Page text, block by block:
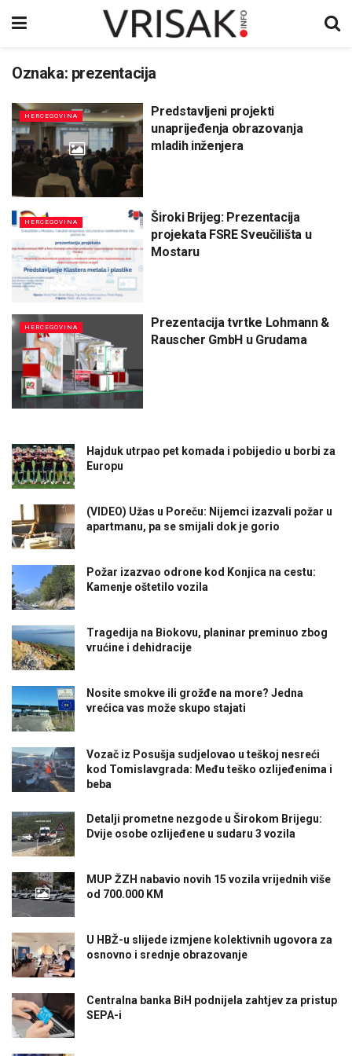
Oznaka: prezentacija
HERCEGOVINA
Predstavljeni projekti
unaprijeđenja obrazovanja
mladih inženjera
HERCEGOVINA
Široki Brijeg: Prezentacija
projekata FSRE Sveučilišta u
Mostaru
HERCEGOVINA
Prezentacija tvrtke Lohmann &
Rauscher GmbH u Grudama
Hajduk utrpao pet komada i pobijedio u borbi za
Europu
(VIDEO) Užas u Poreču: Nijemci izazvali požar u
apartmanu, pa se smijali dok je gorio
Požar izazvao odrone kod Konjica na cestu:
Kamenje oštetilo vozila
Tragedija na Biokovu, planinar preminuo zbog
vrućine i dehidracije
Nosite smokve ili grožđe na more? Jedna
vrećica vas može skupo stajati
Vozač iz Posušja sudjelovao u teškoj nesreći
kod Tomislavgrada: Među teško ozlijeđenima i
beba
Detalji prometne nezgode u Širokom Brijegu:
Dvije osobe ozlijeđene u sudaru 3 vozila
MUP ŽZH nabavio novih 15 vozila vrijednih više
od 700.000 KM
U HBŽ-u slijede izmjene kolektivnih ugovora za
osnovno i srednje obrazovanje
Centralna banka BiH podnijela zahtjev za pristup
SEPA-i